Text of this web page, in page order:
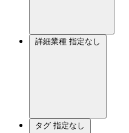
詳細業種 指定なし
タグ 指定なし